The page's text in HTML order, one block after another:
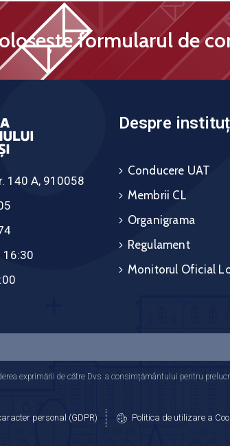
formularul de
140 A, 910058
16:30
Despre
Conducere UAT
Membrii CL
Organigrama
Regulament
Monitorul Oficial
exprimării de către Dvs. a consimțământului pentru
personal (GDPR) Politica de utilizare a